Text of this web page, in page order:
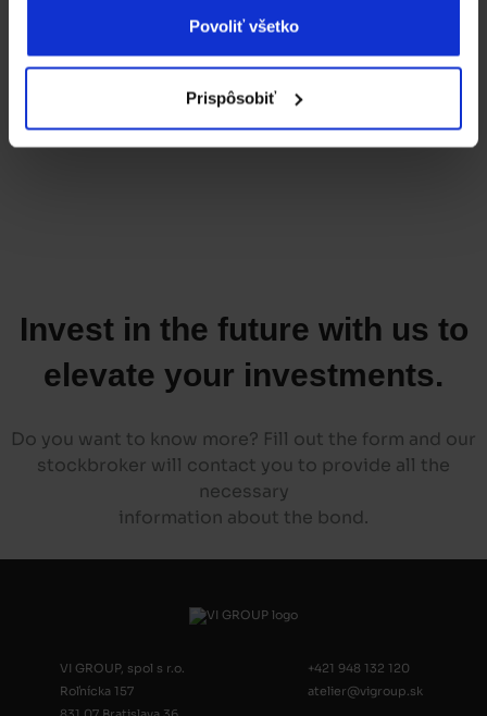
Povoliť všetko
Prispôsobiť
Invest in the future with us to
elevate your investments.
Do you want to know more? Fill out the form and our
stockbroker will contact you to provide all the
necessary
information about the bond.
VI GROUP, spol s r.o.
Roľnícka 157
+421 948 132 120
atelier@vigroup.sk